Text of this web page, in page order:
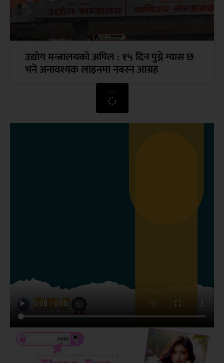
उद्योग मन्त्रालयको अपिल : १५ दिन पुग्ने ग्यास छ
भने अनावश्यक लाइनमा नबस्न आग्रह